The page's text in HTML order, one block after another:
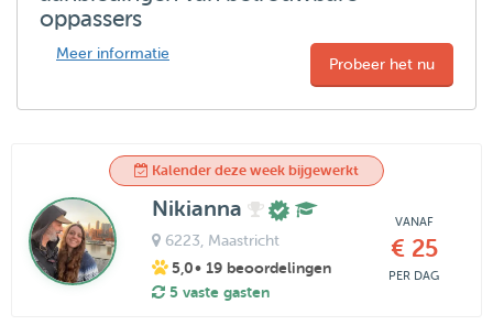
oppassers
Meer informatie
Probeer het nu
Kalender deze week bijgewerkt
Nikianna
6223 , Maastricht
5,0• 19 beoordelingen
5 vaste gasten
VANAF
€ 25
PER DAG